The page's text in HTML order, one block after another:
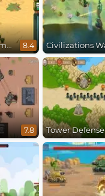
Battalion Commander 8.4
7.8 Tower Defense